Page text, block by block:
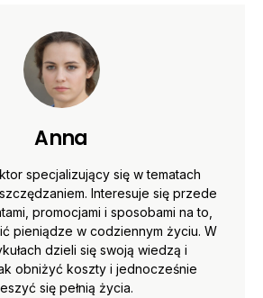
Anna
specjalizujący się w tematach
Interesuje się przede
promocjami i sposobami na to,
pieniądze w codziennym życiu. W
dzieli się swoją wiedzą i
obniżyć koszty i jednocześnie
się pełnią życia.